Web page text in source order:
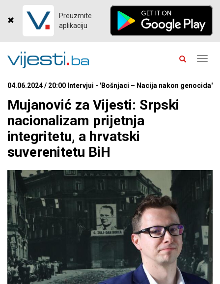
Preuzmite
aplikaciju
04.06.2024 / 20:00 Intervjui - 'Bošnjaci – Nacija nakon genocida'
Mujanović za Vijesti: Srpski
nacionalizam prijetnja
integritetu, a hrvatski
suverenitetu BiH